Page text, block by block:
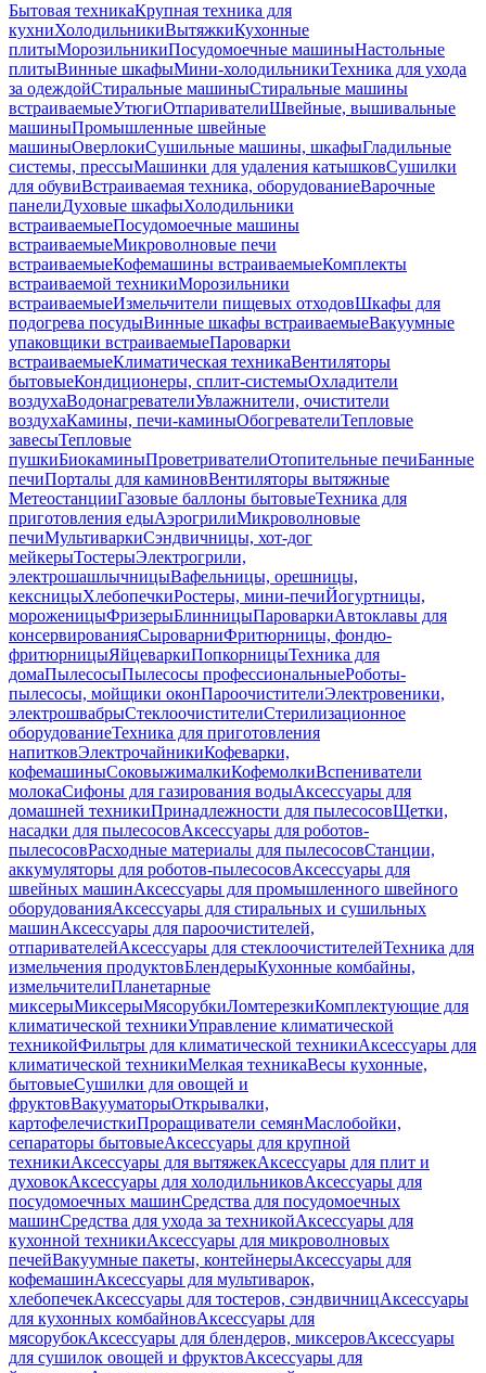
Бытовая техникаКрупная техника для
кухниХолодильникиВытяжкиКухонные
плитыМорозильникиПосудомоечные машиныНастольные
плитыВинные шкафыМини-холодильникиТехника для ухода
за одеждойСтиральные машиныСтиральные машины
встраиваемыеУтюгиОтпаривателиШвейные, вышивальные
машиныПромышленные швейные
машиныОверлокиСушильные машины, шкафыГладильные
системы, прессыМашинки для удаления катышковСушилки
для обувиВстраиваемая техника, оборудованиеВарочные
панелиДуховые шкафыХолодильники
встраиваемыеПосудомоечные машины
встраиваемыеМикроволновые печи
встраиваемыеКофемашины встраиваемыеКомплекты
встраиваемой техникиМорозильники
встраиваемыеИзмельчители пищевых отходовШкафы для
подогрева посудыВинные шкафы встраиваемыеВакуумные
упаковщики встраиваемыеПароварки
встраиваемыеКлиматическая техникаВентиляторы
бытовыеКондиционеры, сплит-системыОхладители
воздухаВодонагревателиУвлажнители, очистители
воздухаКамины, печи-каминыОбогревателиТепловые
завесыТепловые
пушкиБиокаминыПроветривателиОтопительные печиБанные
печиПорталы для каминовВентиляторы вытяжные
МетеостанцииГазовые баллоны бытовыеТехника для
приготовления едыАэрогрилиМикроволновые
печиМультиваркиСэндвичницы, хот-дог
мейкерыТостерыЭлектрогрили,
электрошашлычницыВафельницы, орешницы,
кексницыХлебопечкиРостеры, мини-печиЙогуртницы,
мороженицыФризерыБлинницыПароваркиАвтоклавы для
консервированияСыроварниФритюрницы, фондю-
фритюрницыЯйцеваркиПопкорницыТехника для
домаПылесосыПылесосы профессиональныеРоботы-
пылесосы, мойщики оконПароочистителиЭлектровеники,
электрошвабрыСтеклоочистителиСтерилизационное
оборудованиеТехника для приготовления
напитковЭлектрочайникиКофеварки,
кофемашиныСоковыжималкиКофемолкиВспениватели
молокаСифоны для газирования водыАксессуары для
домашней техникиПринадлежности для пылесосовЩетки,
насадки для пылесосовАксессуары для роботов-
пылесосовРасходные материалы для пылесосовСтанции,
аккумуляторы для роботов-пылесосовАксессуары для
швейных машинАксессуары для промышленного швейного
оборудованияАксессуары для стиральных и сушильных
машинАксессуары для пароочистителей,
отпаривателейАксессуары для стеклоочистителейТехника для
измельчения продуктовБлендерыКухонные комбайны,
измельчителиПланетарные
миксерыМиксерыМясорубкиЛомтерезкиКомплектующие для
климатической техникиУправление климатической
техникойФильтры для климатической техникиАксессуары для
климатической техникиМелкая техникаВесы кухонные,
бытовыеСушилки для овощей и
фруктовВакууматорыОткрывалки,
картофелечисткиПроращиватели семянМаслобойки,
сепараторы бытовыеАксессуары для крупной
техникиАксессуары для вытяжекАксессуары для плит и
духовокАксессуары для холодильниковАксессуары для
посудомоечных машинСредства для посудомоечных
машинСредства для ухода за техникойАксессуары для
кухонной техникиАксессуары для микроволновых
печейВакуумные пакеты, контейнерыАксессуары для
кофемашинАксессуары для мультиварок,
хлебопечекАксессуары для тостеров, сэндвичницАксессуары
для кухонных комбайновАксессуары для
мясорубокАксессуары для блендеров, миксеровАксессуары
для сушилок овощей и фруктовАксессуары для